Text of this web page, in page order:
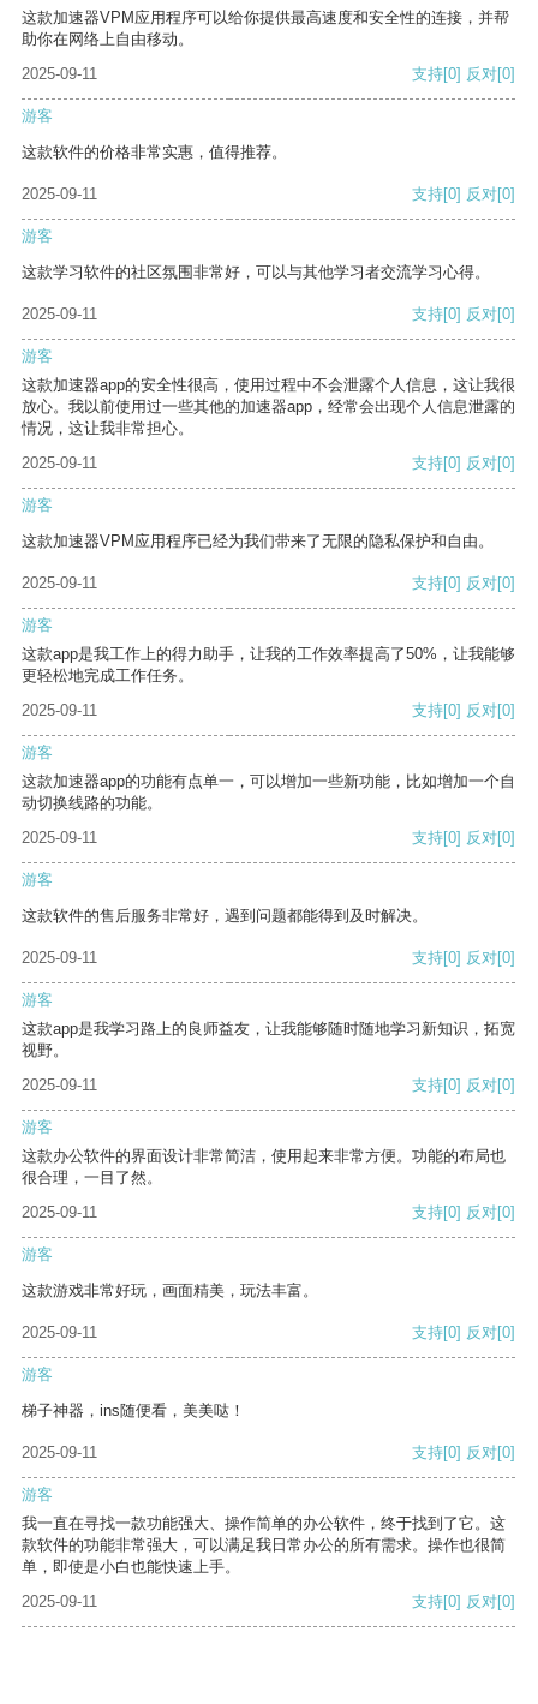
这款加速器VPM应用程序可以给你提供最高速度和安全性的连接，并帮
助你在网络上自由移动。
2025-09-11
支持[0] 反对[0]
游客
这款软件的价格非常实惠，值得推荐。
2025-09-11 支持[0] 反对[0]
游客
这款学习软件的社区氛围非常好，可以与其他学习者交流学习心得。
2025-09-11 支持[0] 反对[0]
游客
这款加速器app的安全性很高，使用过程中不会泄露个人信息，这让我很
放心。我以前使用过一些其他的加速器app，经常会出现个人信息泄露的
情况，这让我非常担心。
2025-09-11
支持[0] 反对[0]
游客
这款加速器VPM应用程序已经为我们带来了无限的隐私保护和自由。
2025-09-11 支持[0] 反对[0]
游客
这款app是我工作上的得力助手，让我的工作效率提高了50%，让我能够
更轻松地完成工作任务。
2025-09-11
支持[0] 反对[0]
游客
这款加速器app的功能有点单一，可以增加一些新功能，比如增加一个自
动切换线路的功能。
2025-09-11
支持[0] 反对[0]
游客
这款软件的售后服务非常好，遇到问题都能得到及时解决。
2025-09-11 支持[0] 反对[0]
游客
这款app是我学习路上的良师益友，让我能够随时随地学习新知识，拓宽
视野。
2025-09-11
支持[0] 反对[0]
游客
这款办公软件的界面设计非常简洁，使用起来非常方便。功能的布局也
很合理，一目了然。
2025-09-11
支持[0] 反对[0]
游客
这款游戏非常好玩，画面精美，玩法丰富。
2025-09-11 支持[0] 反对[0]
游客
梯子神器，ins随便看，美美哒！
2025-09-11 支持[0] 反对[0]
游客
我一直在寻找一款功能强大、操作简单的办公软件，终于找到了它。这
款软件的功能非常强大，可以满足我日常办公的所有需求。操作也很简
单，即使是小白也能快速上手。
2025-09-11
支持[0] 反对[0]